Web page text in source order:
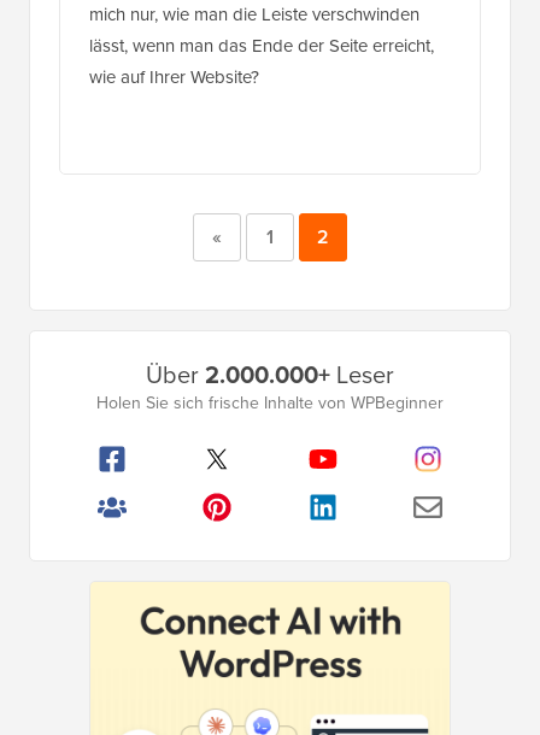
mich nur, wie man die Leiste verschwinden
lässt, wenn man das Ende der Seite erreicht,
wie auf Ihrer Website?
« 1 2
Seitenleistenmenü
Über2.000.000+ Leser
Holen Sie sich frische Inhalte von WPBeginner